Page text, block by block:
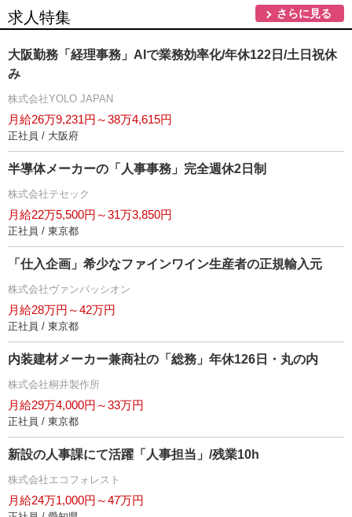
求人特集 さらに見る
大阪勤務「経理事務」AIで業務効率化/年休122日/土日祝休
み
株式会社YOLO JAPAN
月給26万9,231円～38万4,615円
正社員 / 大阪府
半導体メーカーの「人事事務」完全週休2日制
株式会社テセック
月給22万5,500円～31万3,850円
正社員 / 東京都
「仕入企画」希少なファインワイン生産者の正規輸入元
株式会社ヴァンパッシオン
月給28万円～42万円
正社員 / 東京都
内装建材メーカー兼商社の「総務」年休126日・丸の内
株式会社桐井製作所
月給29万4,000円～33万円
正社員 / 東京都
新設の人事課にて活躍「人事担当」/残業10h
株式会社エコフォレスト
月給24万1,000円～47万円